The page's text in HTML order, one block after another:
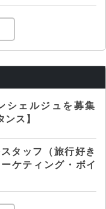
シェルジュを募集
ンス】
タッフ（旅行好き
ケティング・ボイ